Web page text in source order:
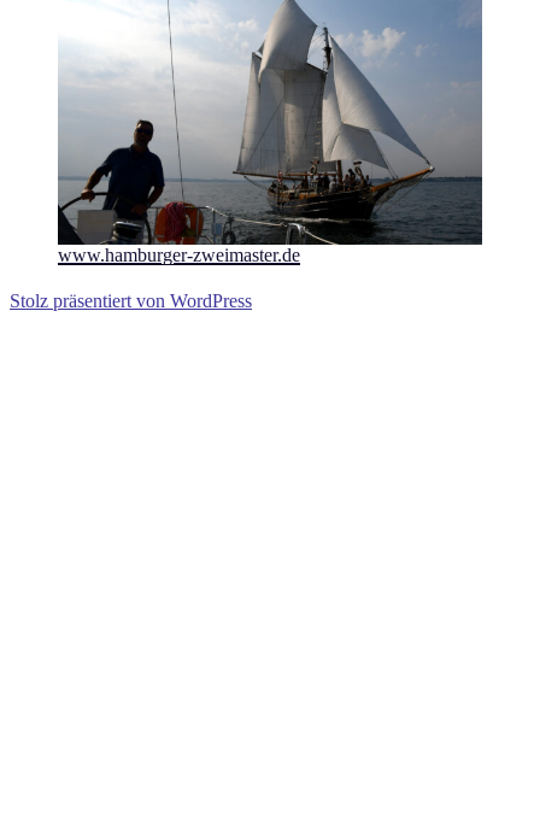
www.hamburger-zweimaster.de
Stolz präsentiert von WordPress